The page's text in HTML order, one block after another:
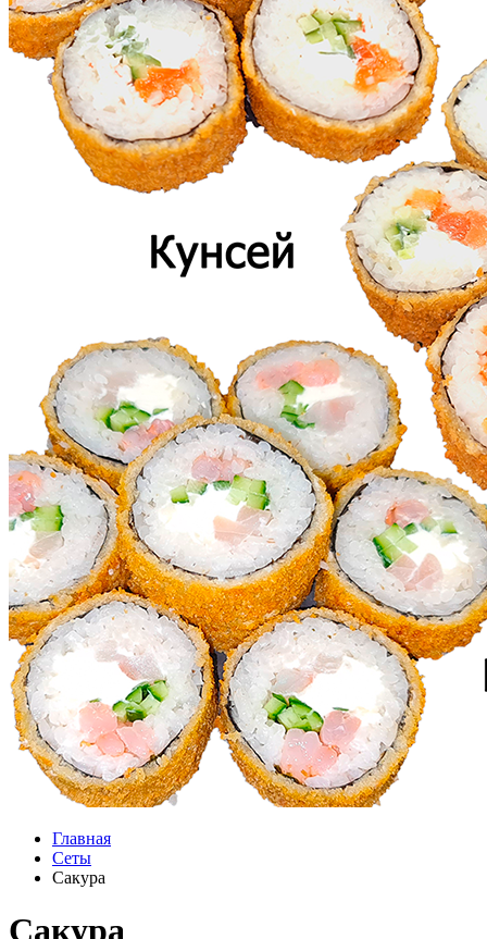
Главная
Сеты
Сакура
Сакура